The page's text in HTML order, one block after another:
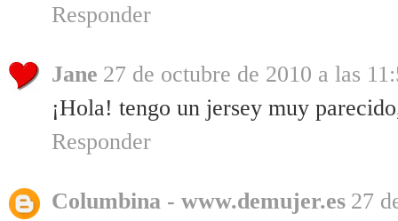
Responder
Jane 27 de octubre de 2010 a las
¡Hola! tengo un jersey muy
Responder
Columbina - www.demujer.es 27